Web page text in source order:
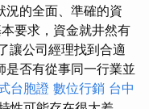
況的全面、準確的資
要求，資金就井然有
讓公司經理找到合適
是否有從事同一行業並
台胞證 數位行銷 台中